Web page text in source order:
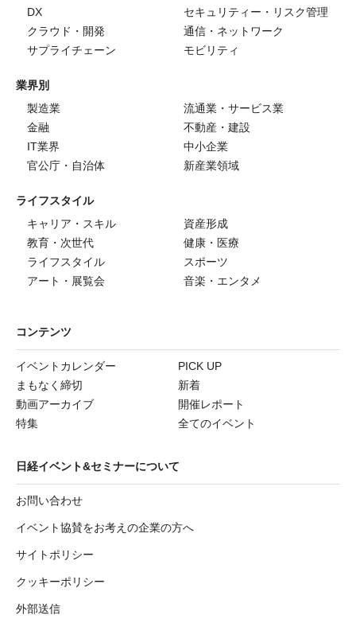
DX
セキュリティー・リスク管理
クラウド・開発
通信・ネットワーク
サプライチェーン
モビリティ
業界別
製造業
流通業・サービス業
金融
不動産・建設
IT業界
中小企業
官公庁・自治体
新産業領域
ライフスタイル
キャリア・スキル
資産形成
教育・次世代
健康・医療
ライフスタイル
スポーツ
アート・展覧会
音楽・エンタメ
コンテンツ
イベントカレンダー
PICK UP
まもなく締切
新着
動画アーカイブ
開催レポート
特集
全てのイベント
日経イベント&セミナーについて
お問い合わせ
イベント協賛をお考えの企業の方へ
サイトポリシー
クッキーポリシー
外部送信